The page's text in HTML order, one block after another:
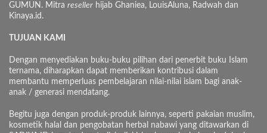
GUMUN. Mitra reseller hijab Ghaniea, LouisAluna, Radwah dan
Kinaya.id.
TUJUAN KAMI
Dengan menyediakan buku-buku pilihan dari penerbit buku Islam
ternama, diharapkan dapat memberikan kontribusi dalam
membantu memperluas pembelajaran nilai-nilai islam bagi anak-
anak / generasi mendatang.
Begitu juga dengan produk-produk lainnya, seperti pakaian muslim,
kosmetik halal dan pengobatan herbal nabawi yang ditawarkan di